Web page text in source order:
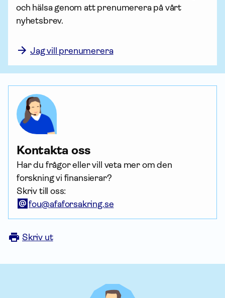
och hälsa genom att prenumerera på vårt
nyhetsbrev.
Jag vill prenumerera
Kontakta oss
Har du frågor eller vill veta mer om den
forskning vi finansierar?
Skriv till oss:
fou@afaforsakring.se
Skriv ut